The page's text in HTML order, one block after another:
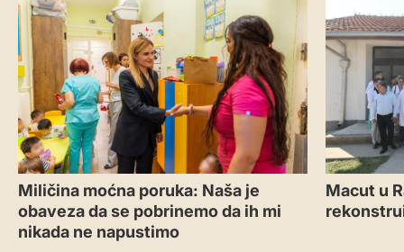
Miličina moćna poruka: Naša je
obaveza da se pobrinemo da ih mi
nikada ne napustimo
Macut u